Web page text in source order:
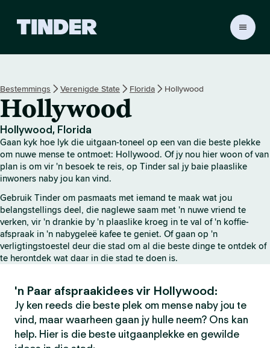
r
t
i
s
b
l
d
Bestemmings Verenigde State Florida Hollywood
Hollywood
Hollywood, Florida
Gaan kyk hoe lyk die uitgaan-toneel op een van die beste plekke
om nuwe mense te ontmoet: Hollywood. Of jy nou hier woon of van
plan is om vir 'n besoek te reis, op Tinder sal jy baie plaaslike
inwoners naby jou kan vind.
Gebruik Tinder om pasmaats met iemand te maak wat jou
belangstellings deel, die naglewe saam met 'n nuwe vriend te
verken, vir 'n drankie by 'n plaaslike kroeg in te val of 'n koffie-
afspraak in 'n nabygeleë kafee te geniet. Of gaan op 'n
verligtingstoestel deur die stad om al die beste dinge te ontdek of
te herontdek wat daar in die stad te doen is.
'n Paar afspraakidees vir Hollywood:
Jy ken reeds die beste plek om mense naby jou te
vind, maar waarheen gaan jy hulle neem? Ons kan
help. Hier is die beste uitgaanplekke en gewilde